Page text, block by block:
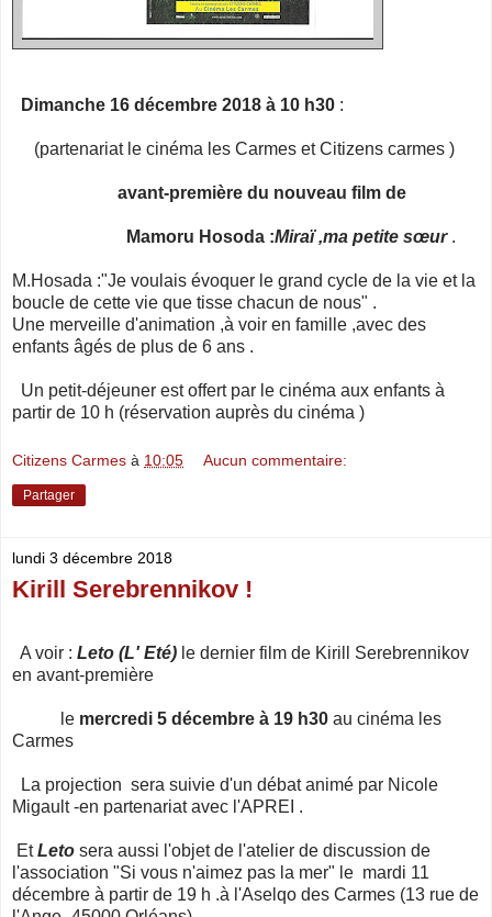
Dimanche 16 décembre 2018 à 10 h30 :
(partenariat le cinéma les Carmes et Citizens carmes )
avant-première du nouveau film de
Mamoru Hosoda :Miraï ,ma petite sœur.
M.Hosada :"Je voulais évoquer le grand cycle de la vie et la
boucle de cette vie que tisse chacun de nous" .
Une merveille d'animation ,à voir en famille ,avec des
enfants âgés de plus de 6 ans .
Un petit-déjeuner est offert par le cinéma aux enfants à
partir de 10 h (réservation auprès du cinéma )
Citizens Carmes à 10:05 Aucun commentaire:
Partager
lundi 3 décembre 2018
Kirill Serebrennikov !
A voir : Leto (L' Eté) le dernier film de Kirill Serebrennikov
en avant-première
le mercredi 5 décembre à 19 h30 au cinéma les
Carmes
La projection sera suivie d'un débat animé par Nicole
Migault -en partenariat avec l'APREI .
EtLeto sera aussi l'objet de l'atelier de discussion de
l'association "Si vous n'aimez pas la mer" le mardi 11
décembre à partir de 19 h .à l'Aselqo des Carmes (13 rue de